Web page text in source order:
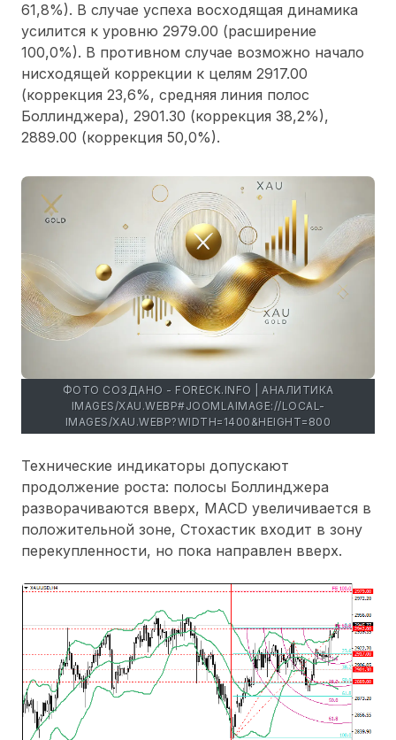
61,8%). В случае успеха восходящая динамика
усилится к уровню 2979.00 (расширение
100,0%). В противном случае возможно начало
нисходящей коррекции к целям 2917.00
(коррекция 23,6%, средняя линия полос
Боллинджера), 2901.30 (коррекция 38,2%),
2889.00 (коррекция 50,0%).
ФОТО СОЗДАНО - FORECK.INFO | АНАЛИТИКА
IMAGES/XAU.WEBP#JOOMLAIMAGE://LOCAL-
IMAGES/XAU.WEBP?WIDTH=1400&HEIGHT=800
Технические индикаторы допускают
продолжение роста: полосы Боллинджера
разворачиваются вверх, MACD увеличивается в
положительной зоне, Стохастик входит в зону
перекупленности, но пока направлен вверх.